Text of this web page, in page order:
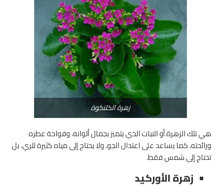
زهرة الكلنكوة
هي تلك الزهرة أو النبات الذي يتميز بجمال ألوانه، وفواحة عطره
ورائحته، كما يساعد على اعتدال الجو، ولا يحتاج إلى مياه كثيرة للري، بل
تحتاج إلى شمس فقط.
زهرة الأوركيد